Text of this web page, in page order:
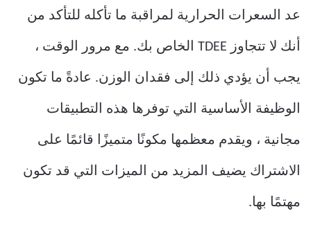
عد السعرات الحرارية لمراقبة ما تأكله للتأكد من
أنك لا تتجاوز TDEE الخاص بك. مع مرور الوقت ،
يجب أن يؤدي ذلك إلى فقدان الوزن. عادةً ما تكون
الوظيفة الأساسية التي توفرها هذه التطبيقات
مجانية ، ويقدم معظمها مكونًا متميزًا قائمًا على
الاشتراك يضيف المزيد من الميزات التي قد تكون
مهتمًا بها.